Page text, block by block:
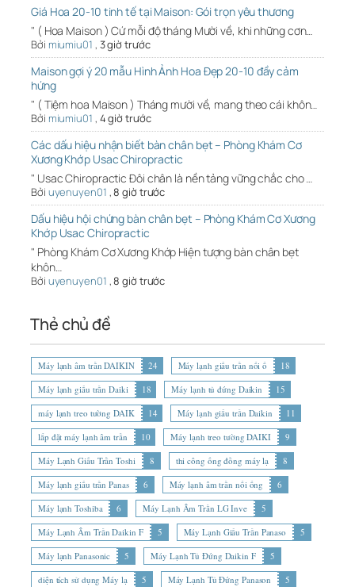
Giá Hoa 20-10 tinh tế tại Maison: Gói trọn yêu thương
" ( Hoa Maison ) Cứ mỗi độ tháng Mười về, khi những cơn…
Bởi miumiu01 , 3 giờ trước
Maison gợi ý 20 mẫu Hình Ảnh Hoa Đẹp 20-10 đầy cảm
hứng
" ( Tiệm hoa Maison ) Tháng mười về, mang theo cái khôn…
Bởi miumiu01 , 4 giờ trước
Các dấu hiệu nhận biết bàn chân bẹt – Phòng Khám Cơ
Xương Khớp Usac Chiropractic
" Usac Chiropractic Đôi chân là nền tảng vững chắc cho …
Bởi uyenuyen01 ,8 giờ trước
Dấu hiệu hội chứng bàn chân bẹt – Phòng Khám Cơ Xương
Khớp Usac Chiropractic
" Phòng Khám Cơ Xương Khớp Hiện tượng bàn chân bẹt
khôn…
Bởi uyenuyen01 ,8 giờ trước
Thẻ chủ đề
Máy lạnh âm trần DAIKIN 24 Máy lạnh giấu trần nối ố
18
Máy lạnh giấu trần Daiki
18 Máy lạnh tủ đứng Daikin
15
máy lạnh treo tường DAIK
14 Máy lạnh giấu trần Daikin
11
lắp đặt máy lạnh âm trần
10 Máy lạnh treo tường DAIKI
9
Máy Lạnh Giấu Trần Toshi
8 thi công ống đồng máy lạ
8
Máy lạnh giấu trần Panas
6 Máy lạnh âm trần nối ống
6
Máy lạnh Toshiba
6 Máy Lạnh Âm Trần LG Inve
5
Máy Lạnh Âm Trần Daikin F
5 Máy Lạnh Giấu Trần Panaso
5
Máy lạnh Panasonic
5 Máy Lạnh Tủ Đứng Daikin F
5
diện tích sử dụng Máy lạ
5 Máy Lạnh Tủ Đứng Panason 5